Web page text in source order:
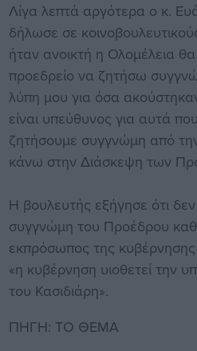
Λίγα λεπτά αργότερα ο κ.
δήλωσε σε
ήταν ανοικτή η Ολομέλεια
προεδρείο να ζητήσω
λύπη μου για όσα
είναι υπεύθυνος για αυτά
ζητήσουμε συγγνώμη από
κάνω στην Διάσκεψη των
Η βουλευτής εξήγησε ότι
συγγνώμη του Προέδρου
εκπρόσωπος της
«η κυβέρνηση υιοθετεί την
του Κασιδιάρη».
ΠΗΓΗ: ΤΟ ΘΕΜΑ